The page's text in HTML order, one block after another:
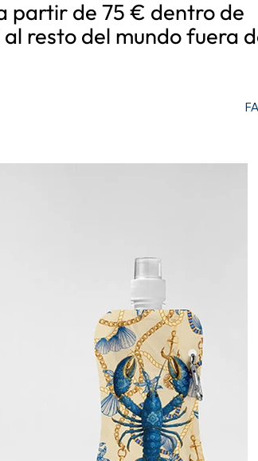
partir de 75 € dentro de
resto del mundo fuera